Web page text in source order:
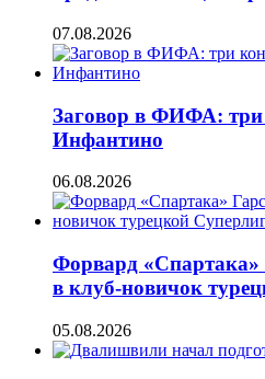
07.08.2026
Заговор в ФИФА: три
Инфантино
06.08.2026
Форвард «Спартака»
в клуб-новичок
05.08.2026